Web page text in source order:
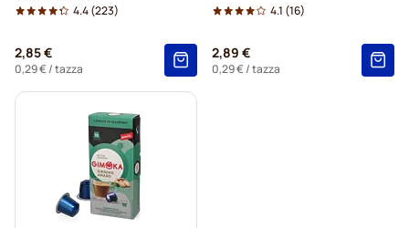
4.4(223)
2,85 €
0,29 €/ tazza
4.1 (16)
2,89 €
0,29 €/ tazza